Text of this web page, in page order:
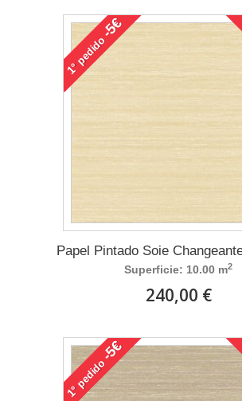
1°
pedido
-5€
Papel Pintado Soie
Superficie: 10.00 m2
240,00 €
1°
pedido
-5€